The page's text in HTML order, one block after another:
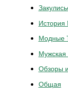
Модные
Обзоры
Общая